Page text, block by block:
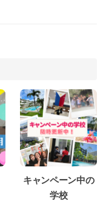
キャンペーン中の
学校